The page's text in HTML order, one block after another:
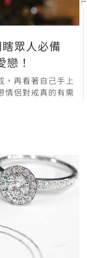
眾人必備
！
，再看著自己手上
情侶對戒真的有需